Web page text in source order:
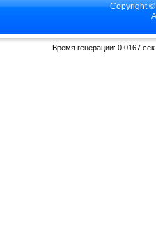
Copyright
Время генерации: 0.0167